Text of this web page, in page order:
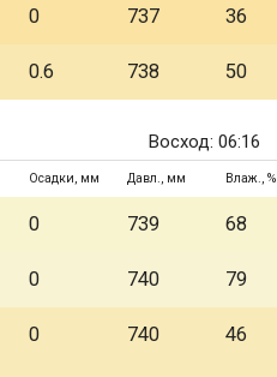
0 737 36
0.6 738 50
Восход: 06:16
Осадки, мм Давл., мм Влаж., %
0 739 68
0 740 79
0 740 46